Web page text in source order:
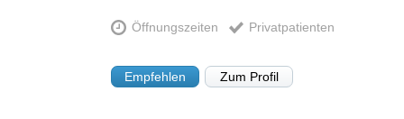
Öffnungszeiten Privatpatienten
Empfehlen Zum Profil